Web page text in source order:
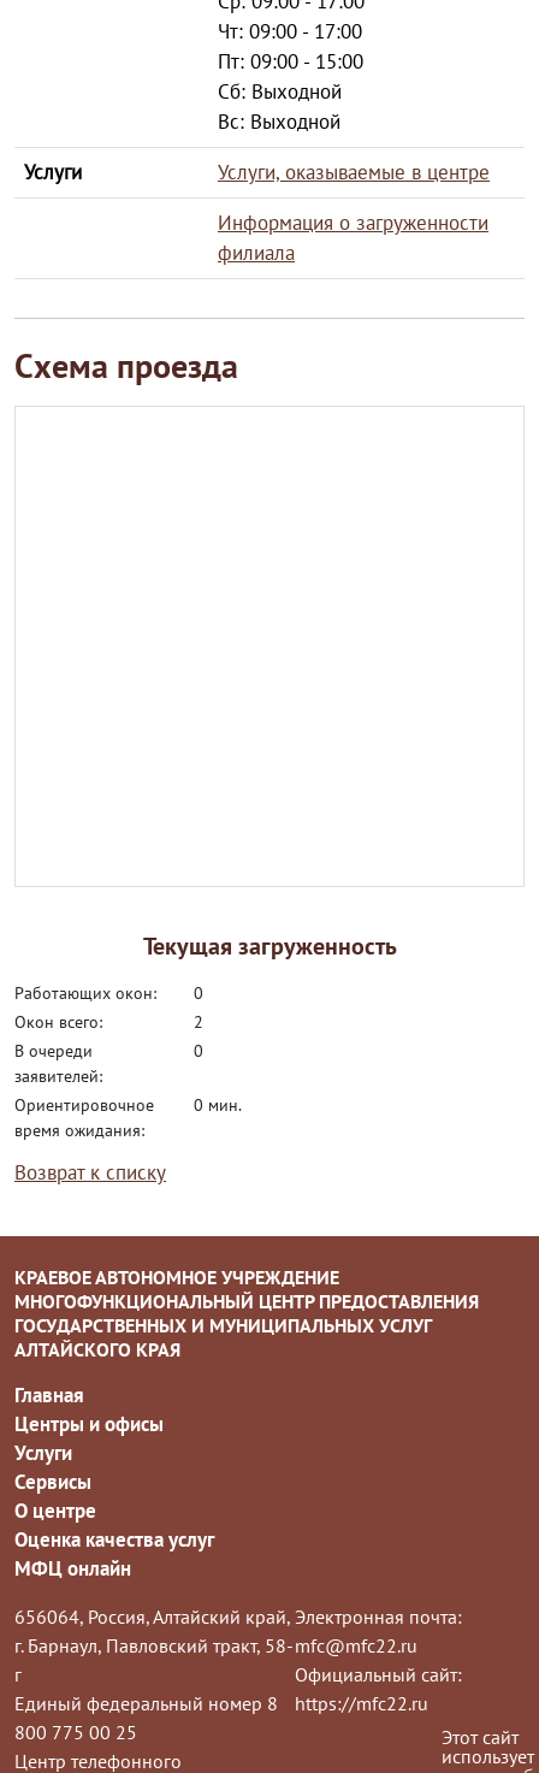
Чт: 09:00 - 17:00
Пт: 09:00 - 15:00
Сб: Выходной
Вс: Выходной
Услуги
Услуги, оказываемые в центре
Информация о загруженности
филиала
Схема проезда
Текущая загруженность
работающих окон:
0
окон всего:
2
в очереди
заявителей:
0
ориентировочное
время ожидания:
0 мин.
Возврат к списку
КРАЕВОЕ АВТОНОМНОЕ УЧРЕЖДЕНИЕ
МНОГОФУНКЦИОНАЛЬНЫЙ ЦЕНТР ПРЕДОСТАВЛЕНИЯ
ГОСУДАРСТВЕННЫХ И МУНИЦИПАЛЬНЫХ УСЛУГ
АЛТАЙСКОГО КРАЯ
Главная
Центры и офисы
Услуги
Сервисы
О центре
Оценка качества услуг
МФЦ онлайн
656064, Россия, Алтайский край,
г. Барнаул, Павловский тракт, 58-
г
Единый федеральный номер 8
800 775 00 25
Центр телефонного
Электронная почта:
mfc@mfc22.ru
Официальный сайт:
https://mfc22.ru
Этот сайт
использует